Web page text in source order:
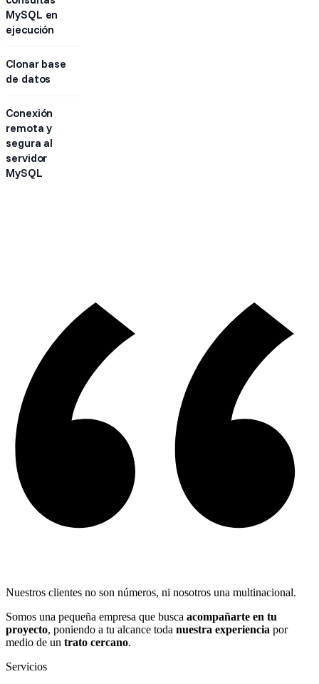
MySQL en
ejecución
Clonar base
de datos
Conexión
remota y
segura al
servidor
MySQL
Nuestros clientes no son números, ni nosotros una multinacional.
Somos una pequeña empresa que busca acompañarte en tu
proyecto, poniendo a tu alcance toda nuestra experiencia por
medio de un trato cercano.
Servicios